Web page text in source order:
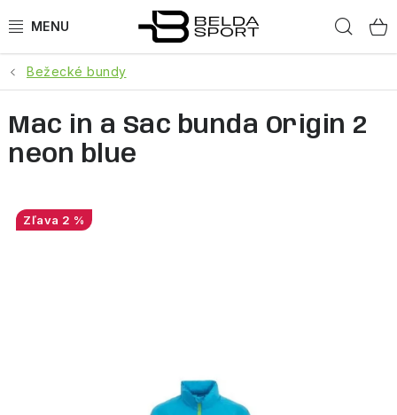
na
ŠPORTY
BEH
GOLDBERGH
Bežecké bundy
Mac in a Sac bunda Origin 2
neon blue
2 %